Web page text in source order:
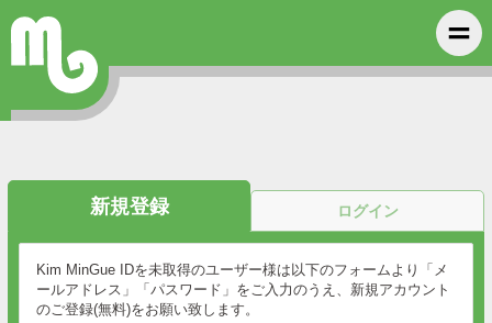
新規登録 ログイン
Kim MinGue IDを未取得のユーザー様は以下のフォームより「メ
ールアドレス」「パスワード」をご入力のうえ、新規アカウント
のご登録(無料)をお願い致します。